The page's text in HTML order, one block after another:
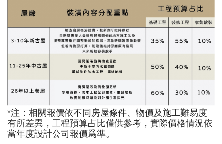
*注：相關報價依不同房屋條件、物價及施工難易度
有所差異，工程預算占比僅供參考，實際價格情況依
當年度設計公司報價爲準。